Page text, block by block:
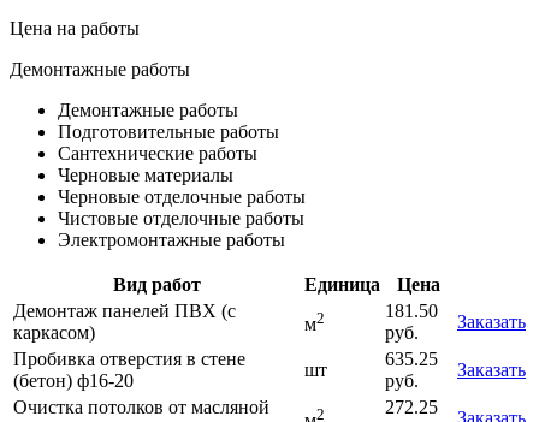
Цена на работы
Демонтажные работы
Демонтажные работы
Подготовительные работы
Сантехнические работы
Черновые материалы
Черновые отделочные работы
Чистовые отделочные работы
Электромонтажные работы
Вид работ Единица
Цена
Демонтаж панелей ПВХ (с
каркасом)
м2
181.50
руб.
Заказать
Пробивка отверстия в стене
(бетон) ф16-20
шт
635.25
руб.
Заказать
Очистка потолков от масляной
2
272.25